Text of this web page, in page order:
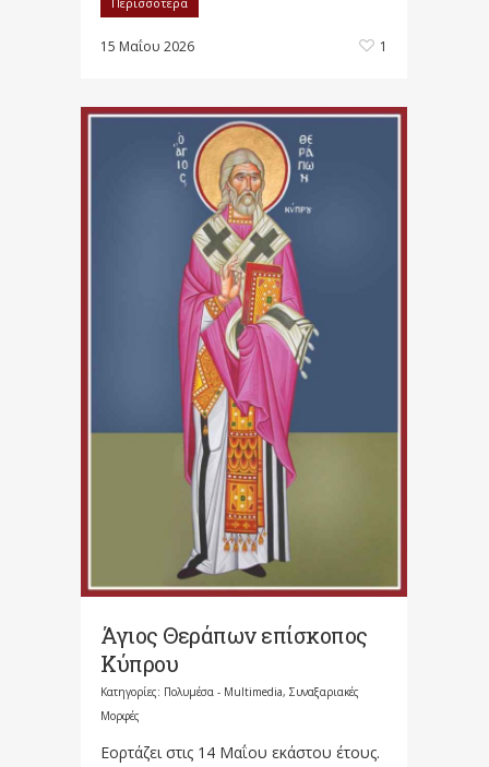
15 Μαΐου 2026 1
Άγιος Θεράπων επίσκοπος
Κύπρου
Κατηγορίες: Πολυμέσα - Multimedia, Συναξαριακές
Μορφές
Εορτάζει στις 14 Μαΐου εκάστου έτους.